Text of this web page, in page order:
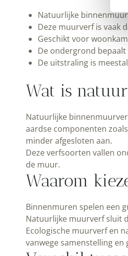
Natuurlijke
Deze muurverf is vaak
Geschikt voor
De ondergrond
De uitstraling is
Wat is
Natuurlijke
aardse componenten
minder afgesloten aan.
Deze verfsoorten vallen
de muur.
Waarom
Binnenmuren spelen een
Natuurlijke muurverf sluit
Ecologische muurverf en
vanwege samenstelling